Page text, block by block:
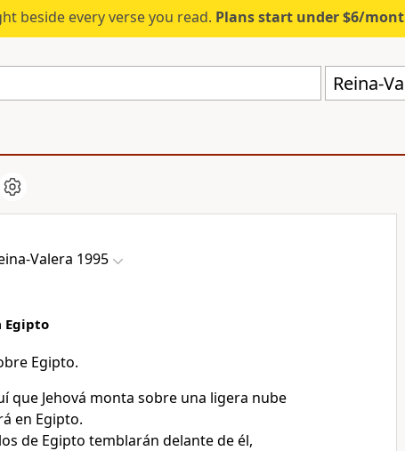
beside every verse you read. Plans start under $6/
Reina-
Valera 1995
Egipto
Egipto.
que Jehová monta sobre una ligera nube
en Egipto.
de Egipto temblarán delante de él,